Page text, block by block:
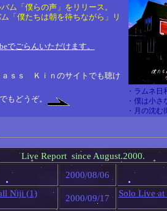
ム「僕らの声」をリリース。
「僕たちは朝を待ちながら」リ
でごらんいただけます。
ａｓｓ Ｋｉｎのサイトでも聴け
もどうぞ。
・ラムネ日
・僕は小
・月の沈む
Live Report since August.2000.
2000/08/06
Niji (1)
2000/09/17 Solo Live